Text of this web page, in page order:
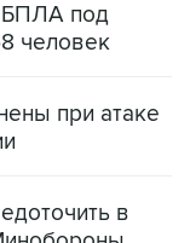
БПЛА под
человек
при атаке
в